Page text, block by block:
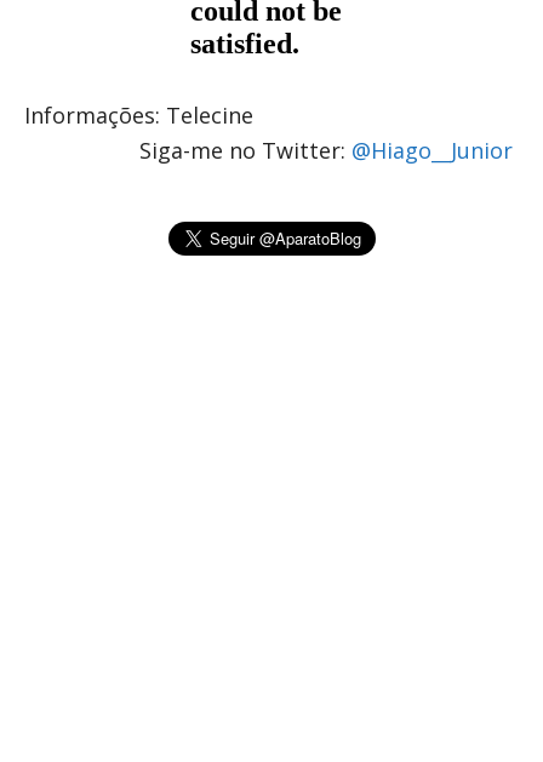
Informações: Telecine
Siga-me no Twitter: @Hiago__Junior